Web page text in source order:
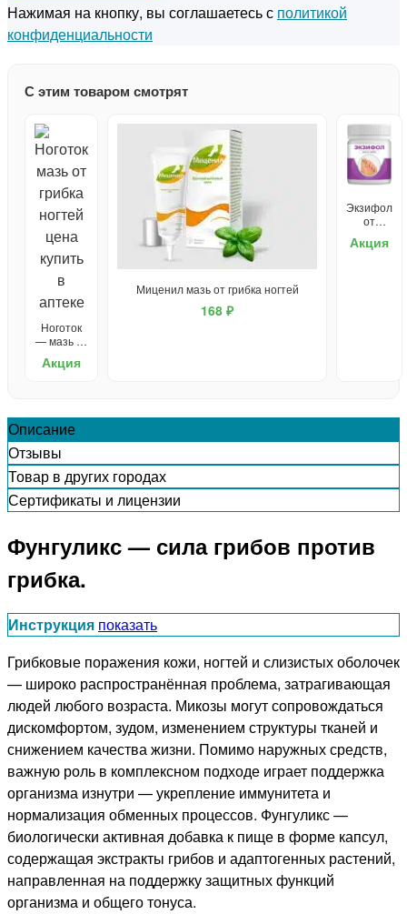
Нажимая на кнопку, вы соглашаетесь с политикой
конфиденциальности
С этим товаром смотрят
Ноготок
— мазь от
Акция
Миценил мазь от грибка ногтей
168 ₽
Экзифол
от
ногтей
Акция
Описание
Отзывы
Товар в других городах
Сертификаты и лицензии
Фунгуликс — сила грибов против
грибка.
Инструкция показать
Грибковые поражения кожи, ногтей и слизистых оболочек
— широко распространённая проблема, затрагивающая
людей любого возраста. Микозы могут сопровождаться
дискомфортом, зудом, изменением структуры тканей и
снижением качества жизни. Помимо наружных средств,
важную роль в комплексном подходе играет поддержка
организма изнутри — укрепление иммунитета и
нормализация обменных процессов. Фунгуликс —
биологически активная добавка к пище в форме капсул,
содержащая экстракты грибов и адаптогенных растений,
направленная на поддержку защитных функций
организма и общего тонуса.